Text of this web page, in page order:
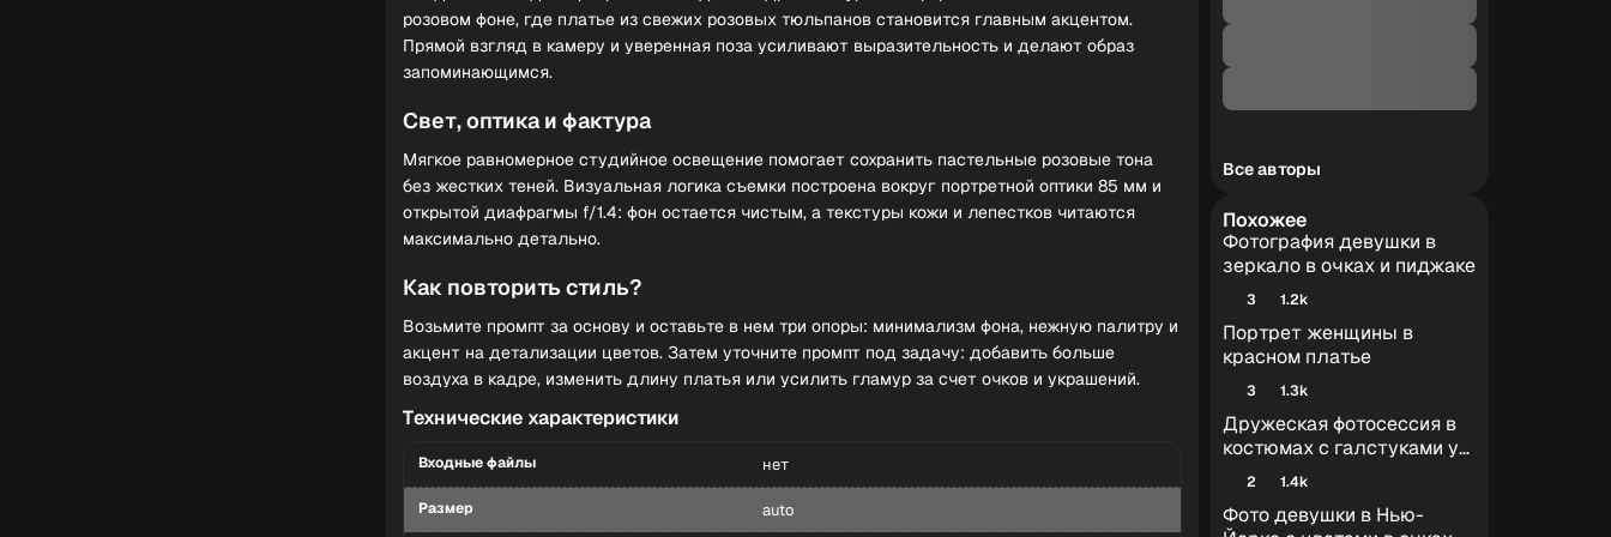
розовом фоне, где платье из свежих розовых тюльпанов становится главным акцентом.
Прямой взгляд в камеру и уверенная поза усиливают выразительность и делают образ
запоминающимся.
Свет, оптика и фактура
Мягкое равномерное студийное освещение помогает сохранить пастельные розовые тона
без жестких теней. Визуальная логика съемки построена вокруг портретной оптики 85 мм и
открытой диафрагмы f/1.4: фон остается чистым, а текстуры кожи и лепестков читаются
максимально детально.
Как повторить стиль?
Возьмите промпт за основу и оставьте в нем три опоры: минимализм фона, нежную палитру и
акцент на детализации цветов. Затем уточните промпт под задачу: добавить больше
воздуха в кадре, изменить длину платья или усилить гламур за счет очков и украшений.
Технические характеристики
Входные файлы нет
Размер auto
Все авторы
Похожее
Фотография девушки в
зеркало в очках и пиджаке
3 1.2k
Портрет женщины в
красном платье
3 1.3k
Дружеская фотосессия в
костюмах с галстуками у
окна с видом на город
2 1.4k
Фото девушки в Нью-